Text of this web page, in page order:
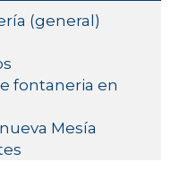
(general)
fontaneria en
Mesía